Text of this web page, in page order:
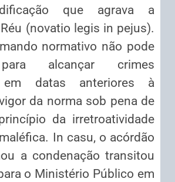
que agrava a
(novatio legis in pejus).
normativo não pode
alcançar crimes
em datas anteriores à
da norma sob pena de
da irretroatividade
In casu, o acórdão
a condenação transitou
o Ministério Público em